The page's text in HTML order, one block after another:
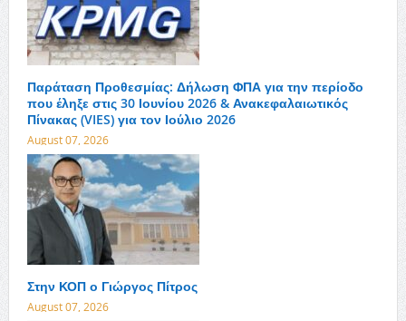
Παράταση Προθεσμίας: Δήλωση ΦΠΑ για την περίοδο
που έληξε στις 30 Ιουνίου 2026 & Ανακεφαλαιωτικός
Πίνακας (VIES) για τον Ιούλιο 2026
August 07, 2026
Στην ΚΟΠ ο Γιώργος Πίτρος
August 07, 2026